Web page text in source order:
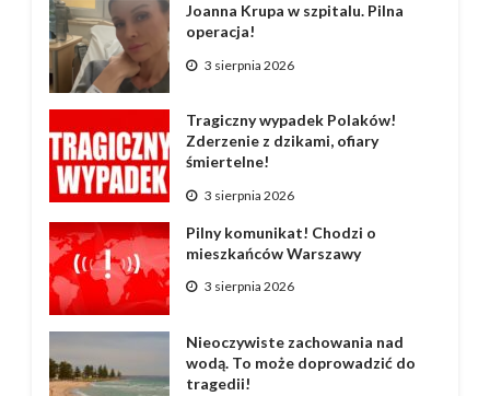
Joanna Krupa w szpitalu. Pilna
operacja!
3 sierpnia 2026
Tragiczny wypadek Polaków!
Zderzenie z dzikami, ofiary
śmiertelne!
3 sierpnia 2026
Pilny komunikat! Chodzi o
mieszkańców Warszawy
3 sierpnia 2026
Nieoczywiste zachowania nad
wodą. To może doprowadzić do
tragedii!